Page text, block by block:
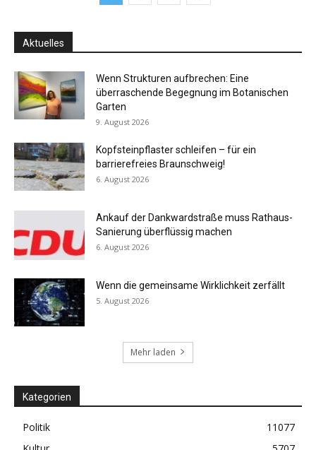
Aktuelles
Wenn Strukturen aufbrechen: Eine
überraschende Begegnung im Botanischen
Garten
9. August 2026
Kopfsteinpflaster schleifen – für ein
barrierefreies Braunschweig!
6. August 2026
Ankauf der Dankwardstraße muss Rathaus-
Sanierung überflüssig machen
6. August 2026
Wenn die gemeinsame Wirklichkeit zerfällt
5. August 2026
Mehr laden
Kategorien
Politik
11077